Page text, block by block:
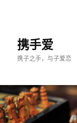
携手爱
携子之手，与子爱恋